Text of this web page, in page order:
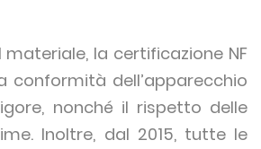
materiale, la certificazione NF
conformità dell’apparecchio
nonché il rispetto delle
Inoltre, dal 2015, tutte le